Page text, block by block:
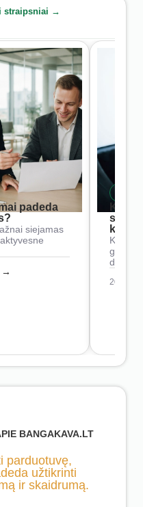
straipsniai →
padeda
siejamas
→
Kaip
2026-
BANGAKAVA.LT
parduotuvę,
užtikrinti
ir skaidrumą.